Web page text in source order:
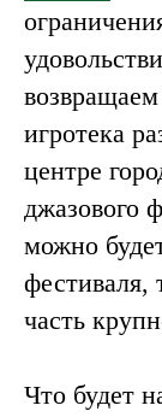
игротека
центре
джазового
можно
фестиваля,
часть
Что будет